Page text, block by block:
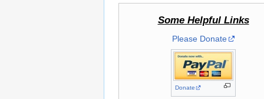
Some Helpful Links
Please Donate
Donate